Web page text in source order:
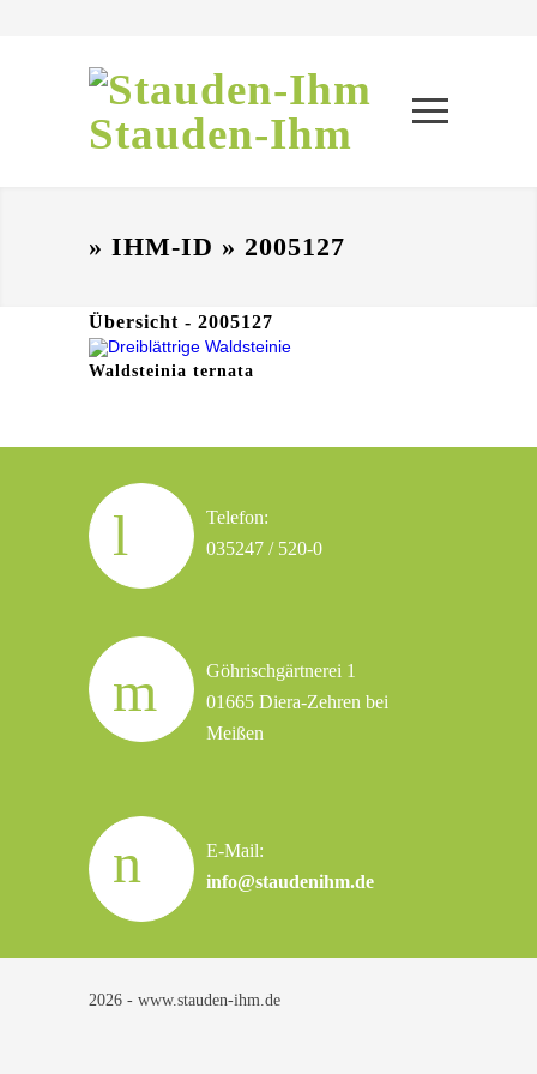
Stauden-Ihm
» IHM-ID » 2005127
Übersicht - 2005127
Waldsteinia ternata
Telefon:
035247 / 520-0
Göhrischgärtnerei 1
01665 Diera-Zehren bei
Meißen
E-Mail:
info@staudenihm.de
2026 - www.stauden-ihm.de